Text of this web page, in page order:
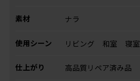
素材 ナラ
使用シーン リビング 和室 寝室
仕上がり 高品質リペア済み品